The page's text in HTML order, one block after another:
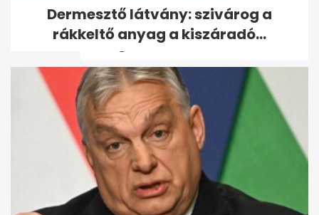
országos és budapesti
melegcsúcsok dőltek...
Dermesztő látvány: szivárog a
rákkeltő anyag a kiszáradó...